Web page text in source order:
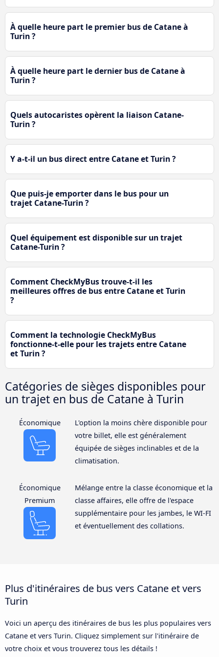
À quelle heure part le premier bus de Catane à
Turin ?
À quelle heure part le dernier bus de Catane à
Turin ?
Quels autocaristes opèrent la liaison Catane-
Turin ?
Y a-t-il un bus direct entre Catane et Turin ?
Que puis-je emporter dans le bus pour un
trajet Catane-Turin ?
Quel équipement est disponible sur un trajet
Catane-Turin ?
Comment CheckMyBus trouve-t-il les
meilleures offres de bus entre Catane et Turin
?
Comment la technologie CheckMyBus
fonctionne-t-elle pour les trajets entre Catane
et Turin ?
Catégories de sièges disponibles pour
un trajet en bus de Catane à Turin
Économique
L'option la moins chère disponible pour
votre billet, elle est généralement
équipée de sièges inclinables et de la
climatisation.
Économique
Premium
Mélange entre la classe économique et la
classe affaires, elle offre de l'espace
supplémentaire pour les jambes, le WI-FI
et éventuellement des collations.
Plus d'itinéraires de bus vers Catane et vers
Turin
Voici un aperçu des itinéraires de bus les plus populaires vers
Catane et vers Turin. Cliquez simplement sur l'itinéraire de
votre choix et vous trouverez tous les détails !